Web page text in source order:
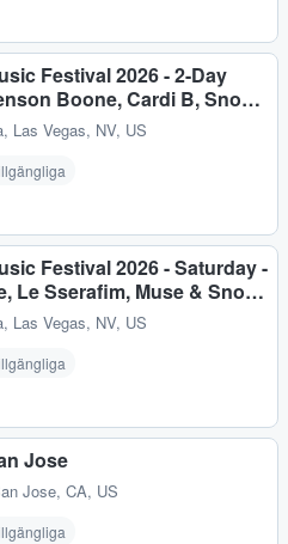
Festival 2026 - 2-Day
Boone, Cardi B, Sno…
, Las Vegas, NV, US
Festival 2026 - Saturday -
Le Sserafim, Muse & Sno…
, Las Vegas, NV, US
Jose
Jose, CA, US